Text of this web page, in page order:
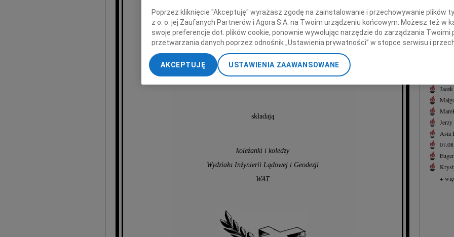
wyrazy głębokiego współczucia
z powodu śmierci
Mamy
składają
koleżanki i koledzy
Wydziału Inżynierii Lądowej i Geodezji
WAT
W
W
+
Asia
+
Poprzez kliknięcie "Akceptuję" wyrażasz zgodę na zainstalowanie i przechowywanie plików
z o. o. jej Zaufanych Partnerów i Agora S.A. na Twoim urządzeniu końcowym. Możesz też w
swoje preferencje dot. plików cookie, ponownie wywołując narzędzie do zarządzania
przetwarzania danych poprzez odnośnik „Ustawienia prywatności” w stopce serwisu i
„Ustawienia zaawansowane”. Zmiana ustawień plików cookie możliwa jest także za pomocą
My, nasi Zaufani Partnerzy i Agora S.A. możemy przetwarzać dane osobowe w
dokładnych danych geolokalizacyjnych. Aktywne skanowanie charakterystyki urządzenia do
Przechowywanie informacji na urządzeniu lub dostęp do nich. Spersonalizowane reklamy i
USTAWIENIA ZAAWANSOWANE
AKCEPTUJĘ